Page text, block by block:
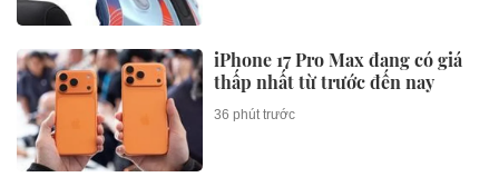
iPhone 17 Pro Max đang có giá
thấp nhất từ trước đến nay
36 phút trước